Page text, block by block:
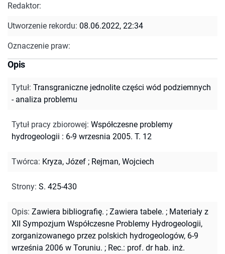
Redaktor:
Utworzenie rekordu: 08.06.2022, 22:34
Oznaczenie praw:
Opis
Tytuł: Transgraniczne jednolite części wód podziemnych
- analiza problemu
Tytuł pracy zbiorowej: Współczesne problemy
hydrogeologii : 6-9 wrzesnia 2005. T. 12
Twórca: Kryza, Józef ; Rejman, Wojciech
Strony: S. 425-430
Opis: Zawiera bibliografię. ; Zawiera tabele. ; Materiały z
XII Sympozjum Współczesne Problemy Hydrogeologii,
zorganizowanego przez polskich hydrogeologów, 6-9
września 2006 w Toruniu. ; Rec.: prof. dr hab. inż.